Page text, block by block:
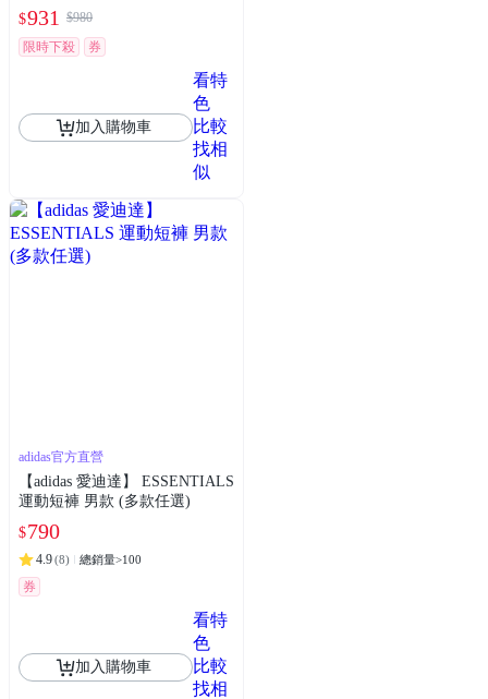
動褲
$931
$980
限時下殺
券
加入購物車
看特
色
比較
找相
似
adidas官方直營
【adidas 愛迪達】 ESSENTIALS
運動短褲 男款 (多款任選)
$790
4.9(8) 總銷量>100
券
加入購物車
看特
色
比較
找相